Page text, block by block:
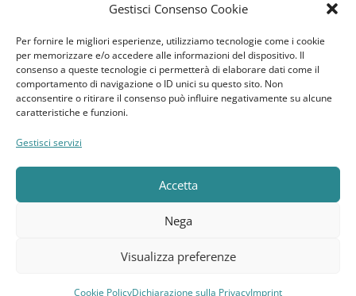
Gestisci Consenso Cookie
Per fornire le migliori esperienze, utilizziamo tecnologie come i cookie
per memorizzare e/o accedere alle informazioni del dispositivo. Il
consenso a queste tecnologie ci permetterà di elaborare dati come il
comportamento di navigazione o ID unici su questo sito. Non
acconsentire o ritirare il consenso può influire negativamente su alcune
caratteristiche e funzioni.
Gestisci servizi
Accetta
Nega
Visualizza preferenze
Cookie PolicyDichiarazione sulla PrivacyImprint
Indirizzi
Metodi di pagamento
Dettagli account
Lista dei desideri
Realizzato da